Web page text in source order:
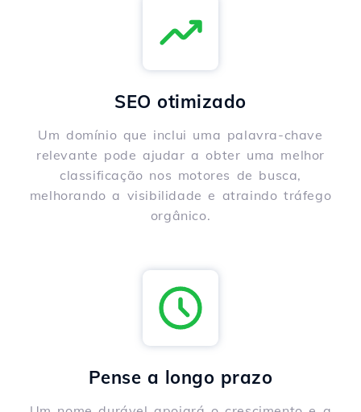
SEO otimizado
Um domínio que inclui uma palavra-chave
relevante pode ajudar a obter uma melhor
classificação nos motores de busca,
melhorando a visibilidade e atraindo tráfego
orgânico.
Pense a longo prazo